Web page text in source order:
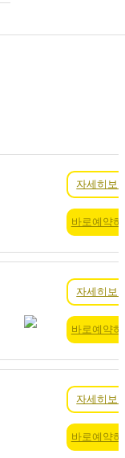
자세히보
바로예약
자세히보
바로예약
자세히보
바로예약